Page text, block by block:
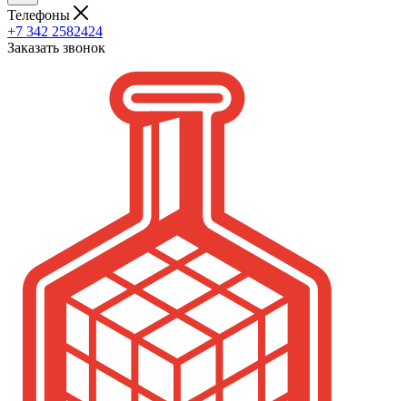
Телефоны
+7 342 2582424
Заказать звонок